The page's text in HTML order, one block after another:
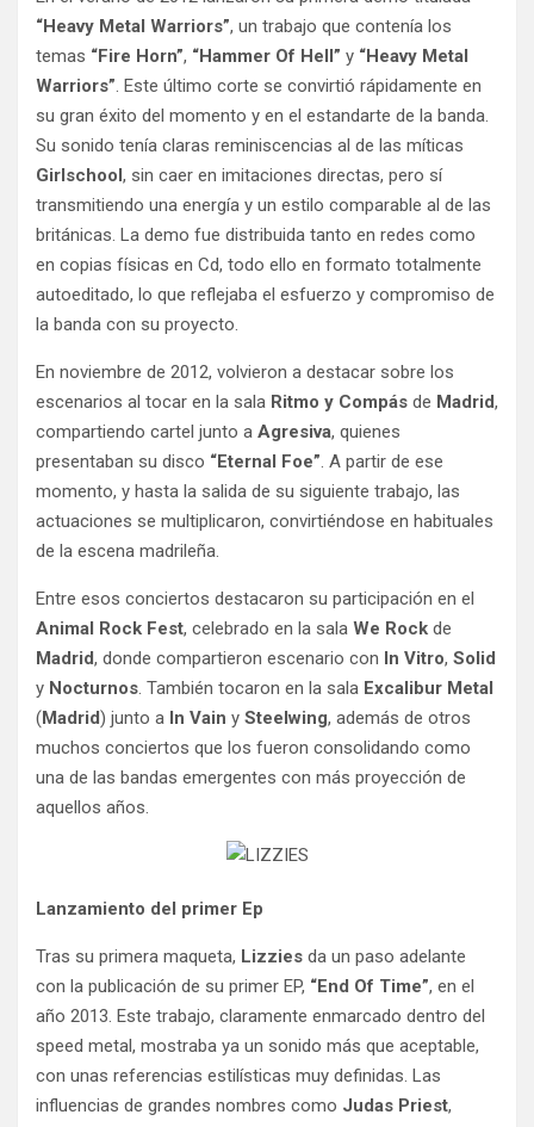
“Heavy Metal Warriors”, un trabajo que contenía los
temas “Fire Horn”, “Hammer Of Hell” y “Heavy Metal
Warriors”. Este último corte se convirtió rápidamente en
su gran éxito del momento y en el estandarte de la banda.
Su sonido tenía claras reminiscencias al de las míticas
Girlschool, sin caer en imitaciones directas, pero sí
transmitiendo una energía y un estilo comparable al de las
británicas. La demo fue distribuida tanto en redes como
en copias físicas en Cd, todo ello en formato totalmente
autoeditado, lo que reflejaba el esfuerzo y compromiso de
la banda con su proyecto.
En noviembre de 2012, volvieron a destacar sobre los
escenarios al tocar en la sala Ritmo y Compás de Madrid,
compartiendo cartel junto a Agresiva, quienes
presentaban su disco “Eternal Foe”. A partir de ese
momento, y hasta la salida de su siguiente trabajo, las
actuaciones se multiplicaron, convirtiéndose en habituales
de la escena madrileña.
Entre esos conciertos destacaron su participación en el
Animal Rock Fest, celebrado en la sala We Rock de
Madrid, donde compartieron escenario con In Vitro, Solid
y Nocturnos. También tocaron en la sala Excalibur Metal
(Madrid) junto a In Vain y Steelwing, además de otros
muchos conciertos que los fueron consolidando como
una de las bandas emergentes con más proyección de
aquellos años.
Lanzamiento del primer Ep
Tras su primera maqueta, Lizzies da un paso adelante
con la publicación de su primer EP, “End Of Time”, en el
año 2013. Este trabajo, claramente enmarcado dentro del
speed metal, mostraba ya un sonido más que aceptable,
con unas referencias estilísticas muy definidas. Las
influencias de grandes nombres como Judas Priest,